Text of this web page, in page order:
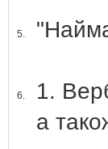
5.
6.
1.
а